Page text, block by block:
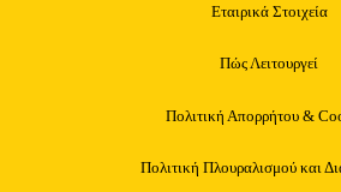
Εταιρικά Στοιχεία
Πώς Λειτουργεί
Πολιτική Απορρήτου &
Πολιτική Πλουραλισμού και